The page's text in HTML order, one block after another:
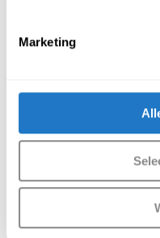
Marketing
(Incl. btw€96,80)